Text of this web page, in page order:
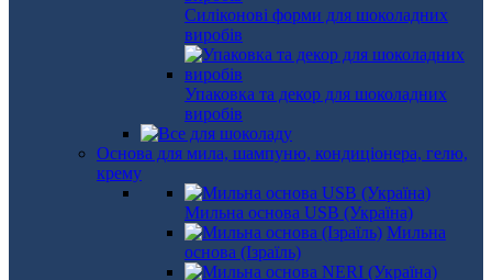
Силіконові форми для шоколадних
виробів
Упаковка та декор для шоколадних
виробів
Основа для мила, шампуню, кондиціонера, гелю,
крему
Мильна основа USB (Україна)
Мильна
основа (Ізраїль)